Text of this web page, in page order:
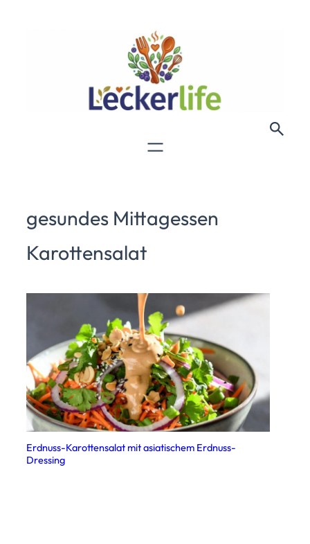
gesundes Mittagessen
Karottensalat
Erdnuss-Karottensalat mit asiatischem Erdnuss-
Dressing